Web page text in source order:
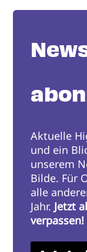
Aktuelle
und ein
unserem
Bilde. Für
alle
Jahr. Jetzt
verpassen!